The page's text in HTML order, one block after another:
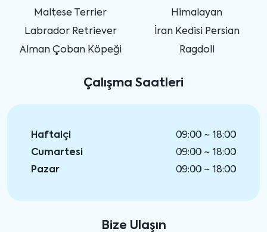
Maltese Terrier
Labrador Retriever
Alman Çoban Köpeği
Himalayan
İran Kedisi Persian
Ragdoll
Çalışma Saatleri
Haftaiçi
09:00 ~ 18:00
Cumartesi
09:00 ~ 18:00
Pazar
09:00 ~ 18:00
Bize Ulaşın